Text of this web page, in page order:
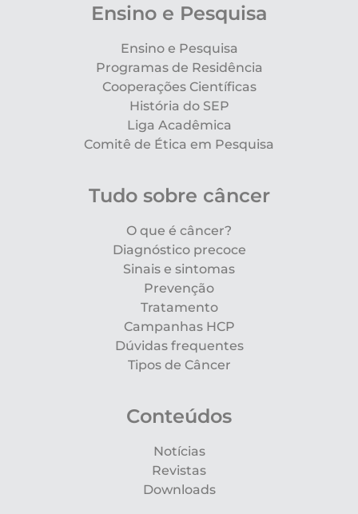
Ensino e Pesquisa
Ensino e Pesquisa
Programas de Residência
Cooperações Científicas
História do SEP
Liga Acadêmica
Comitê de Ética em Pesquisa
Tudo sobre câncer
O que é câncer?
Diagnóstico precoce
Sinais e sintomas
Prevenção
Tratamento
Campanhas HCP
Dúvidas frequentes
Tipos de Câncer
Conteúdos
Notícias
Revistas
Downloads